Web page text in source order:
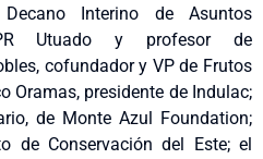
Interino de Asuntos
Utuado y profesor de
cofundador y VP de Frutos
Oramas, presidente de Indulac;
de Monte Azul Foundation;
de Conservación del Este; el